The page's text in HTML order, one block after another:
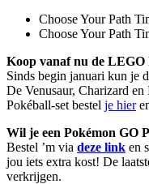
Choose Your Path
Choose Your Path
Koop vanaf nu de LEGO
Sinds begin januari kun je
De Venusaur, Charizard en
Pokéball-set bestel je hier
Wil je een Pokémon GO
Bestel ’m via deze link en
jou iets extra kost! De
verkrijgen.